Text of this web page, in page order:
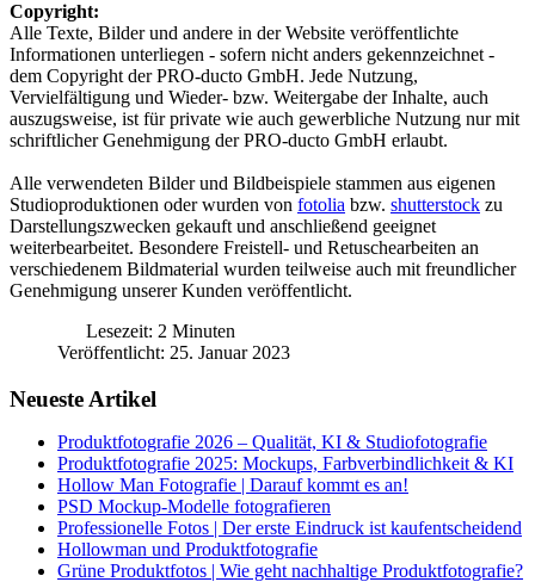
Copyright:
Alle Texte, Bilder und andere in der Website veröffentlichte
Informationen unterliegen - sofern nicht anders gekennzeichnet -
dem Copyright der PRO-ducto GmbH. Jede Nutzung,
Vervielfältigung und Wieder- bzw. Weitergabe der Inhalte, auch
auszugsweise, ist für private wie auch gewerbliche Nutzung nur mit
schriftlicher Genehmigung der PRO-ducto GmbH erlaubt.
Alle verwendeten Bilder und Bildbeispiele stammen aus eigenen
Studioproduktionen oder wurden von fotolia bzw. shutterstock zu
Darstellungszwecken gekauft und anschließend geeignet
weiterbearbeitet. Besondere Freistell- und Retuschearbeiten an
verschiedenem Bildmaterial wurden teilweise auch mit freundlicher
Genehmigung unserer Kunden veröffentlicht.
Lesezeit: 2 Minuten
Veröffentlicht: 25. Januar 2023
Neueste Artikel
Produktfotografie 2026 – Qualität, KI & Studiofotografie
Produktfotografie 2025: Mockups, Farbverbindlichkeit & KI
Hollow Man Fotografie | Darauf kommt es an!
PSD Mockup-Modelle fotografieren
Professionelle Fotos | Der erste Eindruck ist kaufentscheidend
Hollowman und Produktfotografie
Grüne Produktfotos | Wie geht nachhaltige Produktfotografie?